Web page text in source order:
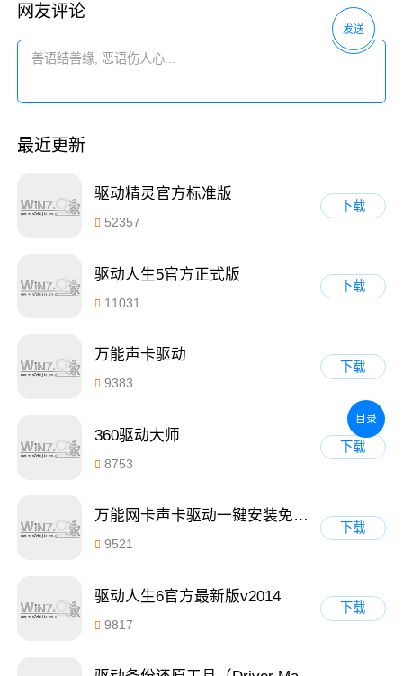
网友评论
发送
最近更新
驱动精灵官方标准版
52357
下载
驱动人生5官方正式版
11031
下载
万能声卡驱动
9383
下载
360驱动大师
8753
下载
万能网卡声卡驱动一键安装免费绿色版 1.0
9521
下载
驱动人生6官方最新版v2014
9817
下载
目录